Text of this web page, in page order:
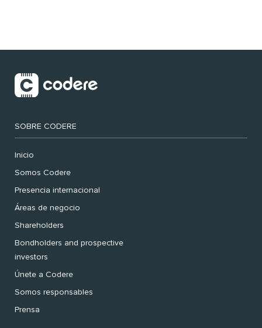
SOBRE CODERE
Inicio
Somos Codere
Presencia internacional
Áreas de negocio
Shareholders
Bondholders and prospective
investors
Únete a Codere
Somos responsables
Prensa